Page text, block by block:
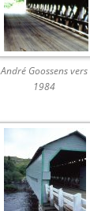
André Goossens vers
1984